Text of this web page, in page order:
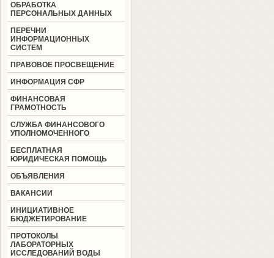
ОБРАБОТКА
ПЕРСОНАЛЬНЫХ ДАННЫХ
ПЕРЕЧНИ
ИНФОРМАЦИОННЫХ
СИСТЕМ
ПРАВОВОЕ ПРОСВЕЩЕНИЕ
ИНФОРМАЦИЯ СФР
ФИНАНСОВАЯ
ГРАМОТНОСТЬ
СЛУЖБА ФИНАНСОВОГО
УПОЛНОМОЧЕННОГО
БЕСПЛАТНАЯ
ЮРИДИЧЕСКАЯ ПОМОЩЬ
ОБЪЯВЛЕНИЯ
ВАКАНСИИ
ИНИЦИАТИВНОЕ
БЮДЖЕТИРОВАНИЕ
ПРОТОКОЛЫ
ЛАБОРАТОРНЫХ
ИССЛЕДОВАНИЙ ВОДЫ